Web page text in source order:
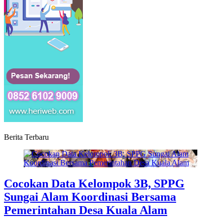
Berita Terbaru
Cocokan Data Kelompok 3B, SPPG
Sungai Alam Koordinasi Bersama
Pemerintahan Desa Kuala Alam